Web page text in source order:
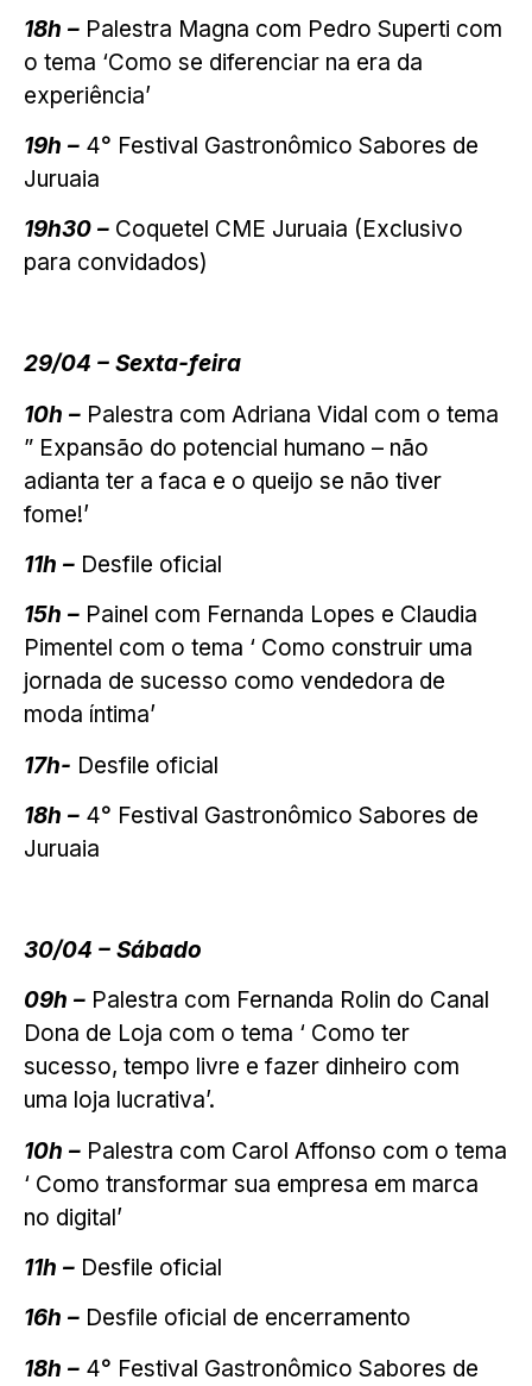
18h – Palestra Magna com Pedro Superti com
o tema ‘Como se diferenciar na era da
experiência’
19h – 4° Festival Gastronômico Sabores de
Juruaia
19h30 – Coquetel CME Juruaia (Exclusivo
para convidados)
29/04 – Sexta-feira
10h – Palestra com Adriana Vidal com o tema
” Expansão do potencial humano – não
adianta ter a faca e o queijo se não tiver
fome!’
11h – Desfile oficial
15h – Painel com Fernanda Lopes e Claudia
Pimentel com o tema ‘ Como construir uma
jornada de sucesso como vendedora de
moda íntima’
17h- Desfile oficial
18h – 4° Festival Gastronômico Sabores de
Juruaia
30/04 – Sábado
09h – Palestra com Fernanda Rolin do Canal
Dona de Loja com o tema ‘ Como ter
sucesso, tempo livre e fazer dinheiro com
uma loja lucrativa’.
10h – Palestra com Carol Affonso com o tema
‘ Como transformar sua empresa em marca
no digital’
11h – Desfile oficial
16h – Desfile oficial de encerramento
18h – 4° Festival Gastronômico Sabores de